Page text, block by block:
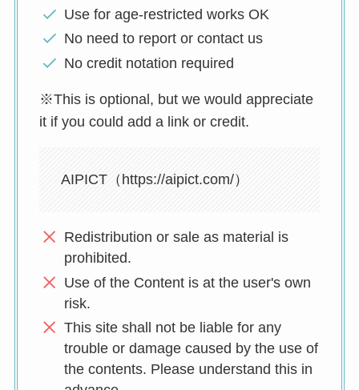
Use for age-restricted works OK
No need to report or contact us
No credit notation required
※This is optional, but we would appreciate
it if you could add a link or credit.
AIPICT（https://aipict.com/）
Redistribution or sale as material is
prohibited.
Use of the Content is at the user's own
risk.
This site shall not be liable for any
trouble or damage caused by the use of
the contents. Please understand this in